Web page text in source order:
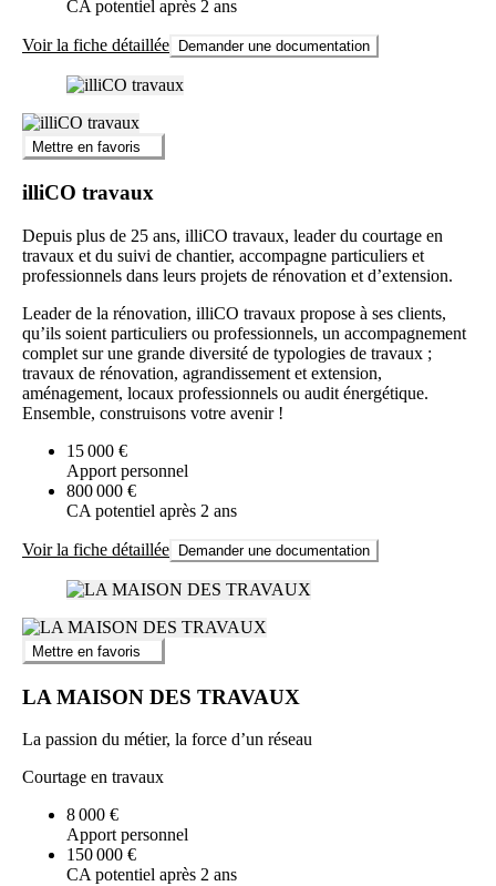
CA potentiel après 2 ans
Voir la fiche détaillée Demander une documentation
Mettre en favoris
illiCO travaux
Depuis plus de 25 ans, illiCO travaux, leader du courtage en
travaux et du suivi de chantier, accompagne particuliers et
professionnels dans leurs projets de rénovation et d’extension.
Leader de la rénovation, illiCO travaux propose à ses clients,
qu’ils soient particuliers ou professionnels, un accompagnement
complet sur une grande diversité de typologies de travaux ;
travaux de rénovation, agrandissement et extension,
aménagement, locaux professionnels ou audit énergétique.
Ensemble, construisons votre avenir !
15 000 €
Apport personnel
800 000 €
CA potentiel après 2 ans
Voir la fiche détaillée Demander une documentation
Mettre en favoris
LA MAISON DES TRAVAUX
La passion du métier, la force d’un réseau
Courtage en travaux
8 000 €
Apport personnel
150 000 €
CA potentiel après 2 ans